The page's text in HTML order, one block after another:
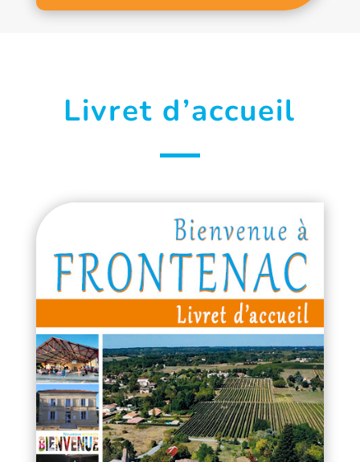
Livret d’accueil